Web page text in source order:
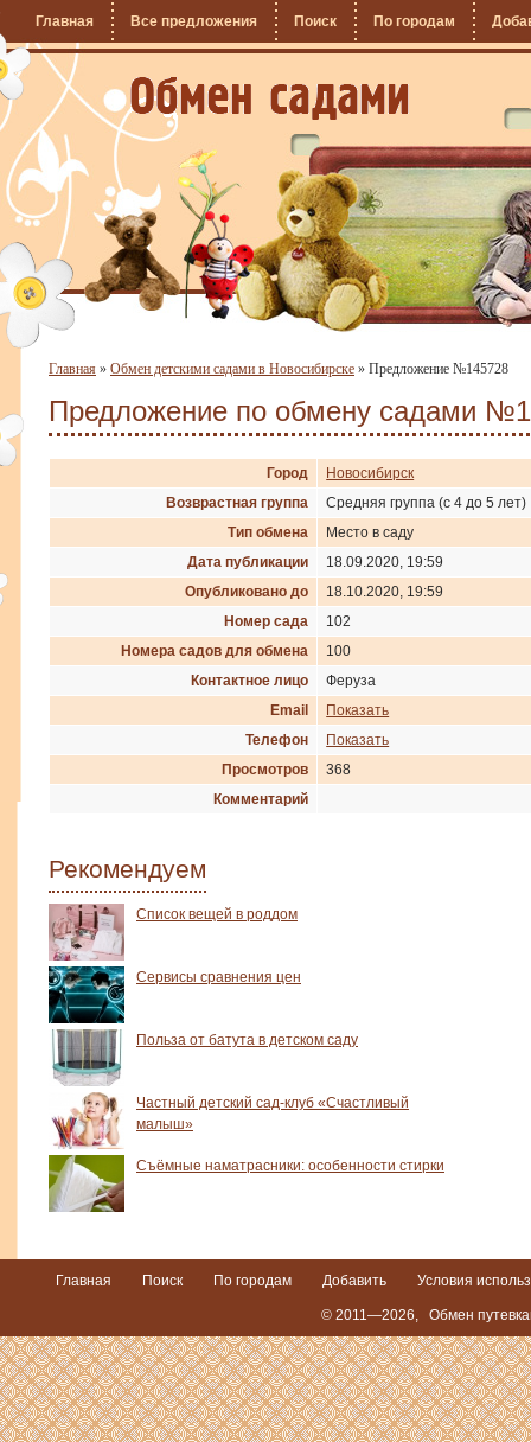
Главная Все предложения Поиск По городам
Главная » Обмен детскими садами в Новосибирске » Предложение №145728
Предложение по обмену садами
Город
Новосибирск
Возврастная группа
Средняя группа (с 4 до 5 лет)
Тип обмена
Место в саду
Дата публикации
18.09.2020, 19:59
Опубликовано до
18.10.2020, 19:59
Номер сада
102
Номера садов для обмена
100
Контактное лицо
Феруза
Email
Показать
Телефон
Показать
Просмотров
368
Комментарий
Рекомендуем
Список вещей в роддом
Сервисы сравнения цен
Польза от батута в детском саду
Частный детский сад-клуб «Счастливый
малыш»
Съёмные наматрасники: особенности стирки
Главная Поиск По городам Добавить Условия
© 2011—2026, Обмен